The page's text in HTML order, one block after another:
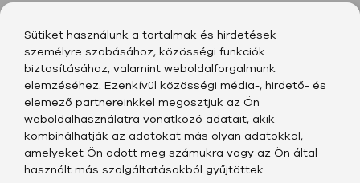
található, amely lehetővé teszi a szemünk
pihentetését közelre fókuszáláskor. Ennek
köszönhetően, a Sync lencsék segítenek a
szemizmok pihentetésében, megkönnyítik a
fókuszálást, csökkentik a szem megerőltetését és
kényelmes látásélményt biztosítanak a közeli
feladatokhoz is (pl. olvasás és digitális eszközök
használata), a nap minden percében.
Sütiket használunk a tartalmak és hirdetések
személyre szabásához, közösségi funkciók
biztosításához, valamint weboldalforgalmunk
elemzéséhez. Ezenkívül közösségi média-, hirdető- és
elemező partnereinkkel megosztjuk az Ön
weboldalhasználatra vonatkozó adatait, akik
kombinálhatják az adatokat más olyan adatokkal,
amelyeket Ön adott meg számukra vagy az Ön által
használt más szolgáltatásokból gyűjtöttek.